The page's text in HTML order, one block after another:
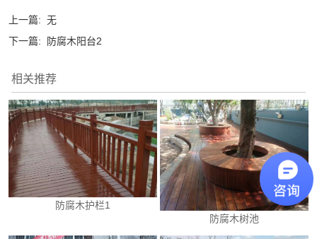
上一篇: 无
下一篇:
防腐木阳台2
相关推荐
防腐木护栏1
防腐木树池